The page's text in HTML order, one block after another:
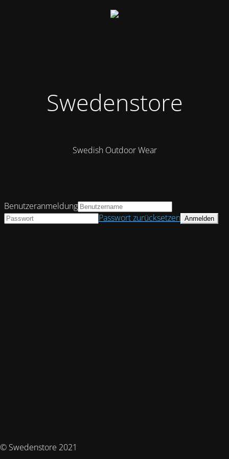
Swedenstore
Swedish Outdoor Wear
© Swedenstore 2021
Benutzeranmeldung
Passwort zurücksetzen